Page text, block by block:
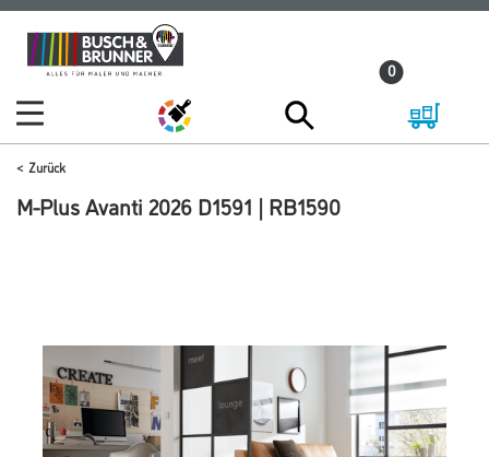
Zum
Inhalt
Zum
Navigationsmenü
0
Zurück
M-Plus Avanti 2026 D1591 | RB1590